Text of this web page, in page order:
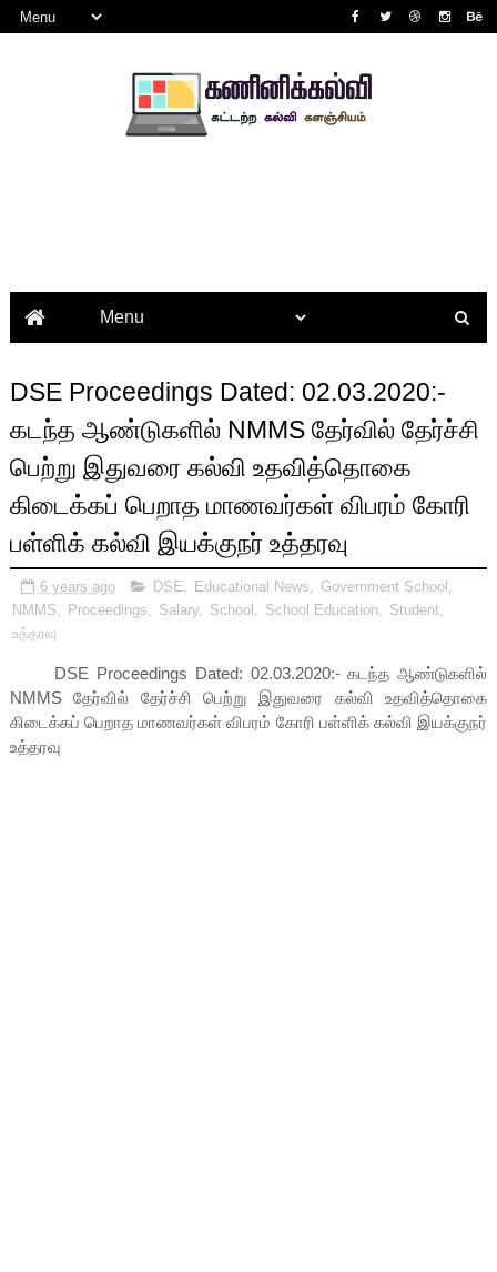
DSE Proceedings Dated: 02.03.2020:-
கடந்த ஆண்டுகளில் NMMS தேர்வில் தேர்ச்சி
பெற்று இதுவரை கல்வி உதவித்தொகை
கிடைக்கப் பெறாத மாணவர்கள் விபரம் கோரி
பள்ளிக் கல்வி இயக்குநர் உத்தரவு
6 years ago DSE Educational News Government School
NMMS
Proceedings Salary, School School Education, Student
உத்தரவு
DSE Proceedings Dated: 02.03.2020:- கடந்த ஆண்டுகளில்
NMMS தேர்வில் தேர்ச்சி பெற்று இதுவரை கல்வி உதவித்தொகை
கிடைக்கப் பெறாத மாணவர்கள் விபரம் கோரி பள்ளிக் கல்வி இயக்குநர்
உத்தரவு